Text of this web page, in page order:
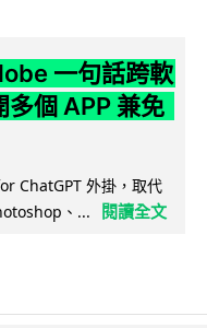
一句話跨軟
多個 APP 兼免
ChatGPT 外掛，取代
、...
閱讀全文